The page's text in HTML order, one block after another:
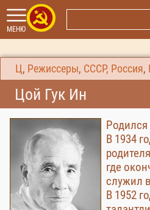
МЕНЮ
Ц, Режиссеры, СССР, Россия,
Цой Гук Ин
Родился
В 1934
где
служил
В 1952